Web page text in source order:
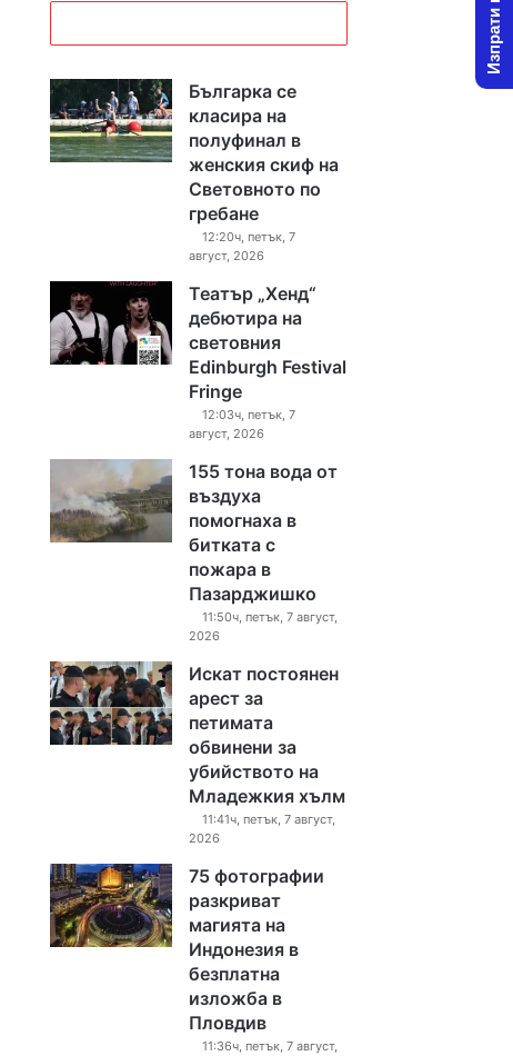
Българка се
класира на
полуфинал в
женския скиф на
Световното по
гребане
12:20ч, петък, 7
август, 2026
Театър „Хенд“
дебютира на
световния
Edinburgh Festival
Fringe
12:03ч, петък, 7
август, 2026
155 тона вода от
въздуха
помогнаха в
битката с
пожара в
Пазарджишко
11:50ч, петък, 7 август,
2026
Искат постоянен
арест за
петимата
обвинени за
убийството на
Младежкия хълм
11:41ч, петък, 7 август,
2026
75 фотографии
разкриват
магията на
Индонезия в
безплатна
изложба в
Пловдив
11:36ч, петък, 7 август,